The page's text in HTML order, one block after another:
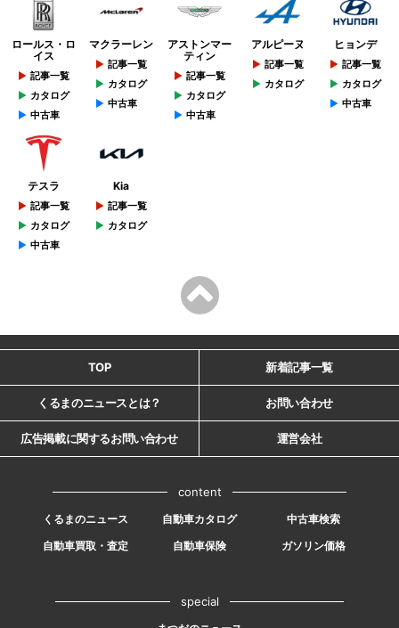
ロールス・ロ
イス
記事一覧
カタログ
中古車
マクラーレン
記事一覧
カタログ
中古車
アストンマー
ティン
記事一覧
カタログ
中古車
アルピーヌ
記事一覧
カタログ
ヒョンデ
記事一覧
カタログ
中古車
テスラ
記事一覧
カタログ
中古車
Kia
記事一覧
カタログ
TOP 新着記事一覧
くるまのニュースとは？ お問い合わせ
広告掲載に関するお問い合わせ 運営会社
content
くるまのニュース 自動車カタログ
中古車検索
自動車買取・査定
自動車保険 ガソリン価格
special